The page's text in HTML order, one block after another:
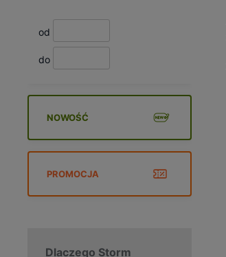
od
do
NOWOŚĆ
PROMOCJA
Dlaczego Storm